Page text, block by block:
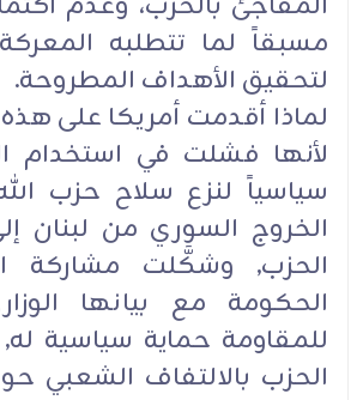
مسبقاً لما تتطلبه
لتحقيق الأهداف المطروحة.
لماذا أقدمت أمريكا على
سياسياً لنزع سلاح حزب
الخروج السوري من لبنان
الحزب, وشكَّلت مشاركة
الحكومة مع بيانها
للمقاومة حماية سياسية
الحزب بالالتفاف الشعبي